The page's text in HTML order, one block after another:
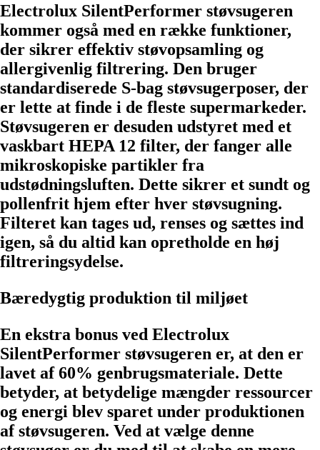
Electrolux SilentPerformer støvsugeren
kommer også med en række funktioner,
der sikrer effektiv støvopsamling og
allergivenlig filtrering. Den bruger
standardiserede S-bag støvsugerposer, der
er lette at finde i de fleste supermarkeder.
Støvsugeren er desuden udstyret med et
vaskbart HEPA 12 filter, der fanger alle
mikroskopiske partikler fra
udstødningsluften. Dette sikrer et sundt og
pollenfrit hjem efter hver støvsugning.
Filteret kan tages ud, renses og sættes ind
igen, så du altid kan opretholde en høj
filtreringsydelse.
Bæredygtig produktion til miljøet
En ekstra bonus ved Electrolux
SilentPerformer støvsugeren er, at den er
lavet af 60% genbrugsmateriale. Dette
betyder, at betydelige mængder ressourcer
og energi blev sparet under produktionen
af støvsugeren. Ved at vælge denne